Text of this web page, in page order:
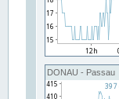
DONAU - Passau